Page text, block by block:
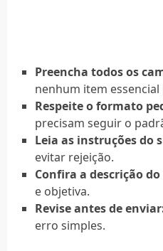
Preencha todos os
nenhum item
Respeite o formato
precisam seguir o
Leia as instruções do
evitar rejeição.
Confira a descrição
e objetiva.
Revise antes de
erro simples.